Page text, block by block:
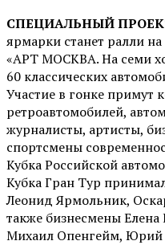
СПЕЦИАЛЬНЫЙ
ярмарки станет ралли
«АРТ МОСКВА. На семи
60 классических
Участие в гонке примут
ретроавтомобилей,
журналисты, артисты,
спортсмены
Кубка Российской
Кубка Гран Тур
Леонид Ярмольник,
также бизнесмены
Михаил Опенгейм, Юрий